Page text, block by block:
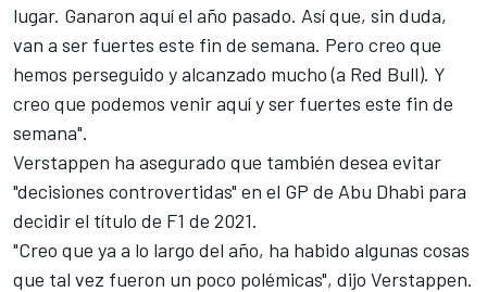
lugar. Ganaron aquí el año pasado. Así que, sin duda,
van a ser fuertes este fin de semana. Pero creo que
hemos perseguido y alcanzado mucho (a Red Bull). Y
creo que podemos venir aquí y ser fuertes este fin de
semana".
Verstappen ha asegurado que también desea evitar
"decisiones controvertidas" en el GP de Abu Dhabi para
decidir el título de F1 de 2021.
"Creo que ya a lo largo del año, ha habido algunas cosas
que tal vez fueron un poco polémicas", dijo Verstappen.